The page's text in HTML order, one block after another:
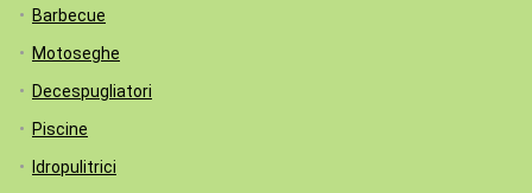
Barbecue
Motoseghe
Decespugliatori
Piscine
Idropulitrici